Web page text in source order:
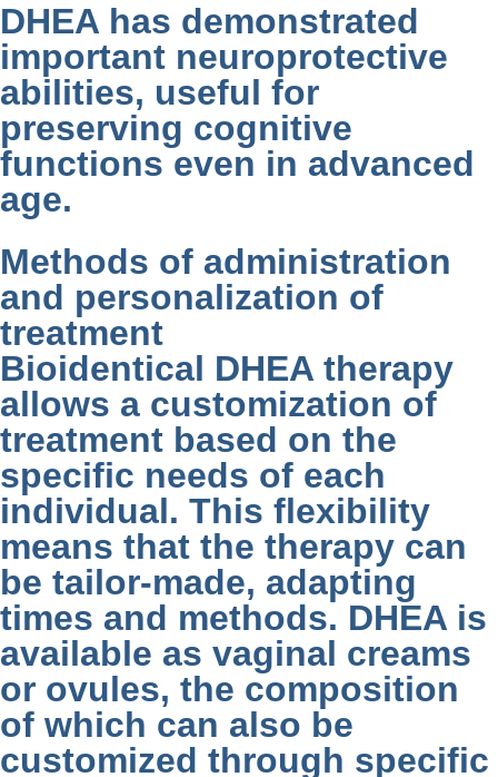
DHEA has demonstrated
important neuroprotective
abilities, useful for
preserving cognitive
functions even in advanced
age.
Methods of administration
and personalization of
treatment
Bioidentical DHEA therapy
allows a customization of
treatment based on the
specific needs of each
individual. This flexibility
means that the therapy can
be tailor-made, adapting
times and methods. DHEA is
available as vaginal creams
or ovules, the composition
of which can also be
customized through specific